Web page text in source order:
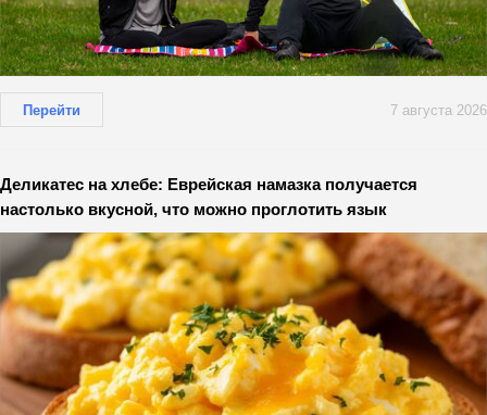
Перейти 7 августа 2026
Деликатес на хлебе: Еврейская намазка получается
настолько вкусной, что можно проглотить язык